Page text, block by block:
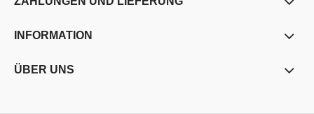
INFORMATION
ÜBER UNS